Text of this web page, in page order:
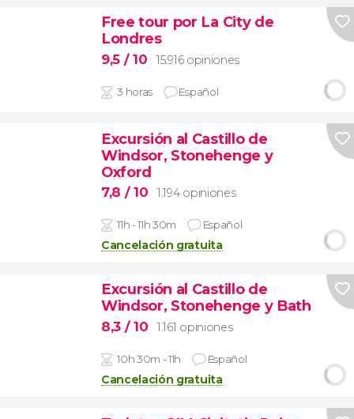
Free tour por La City de
Londres
9,5 / 10 15.916 opiniones
3 horas Español
Excursión al Castillo de
Windsor, Stonehenge y
Oxford
7,8 / 10 1.194 opiniones
11h - 11h 30m Español
Cancelación gratuita
Excursión al Castillo de
Windsor, Stonehenge y Bath
8,3 / 10 1.161 opiniones
10h 30m - 11h Español
Cancelación gratuita